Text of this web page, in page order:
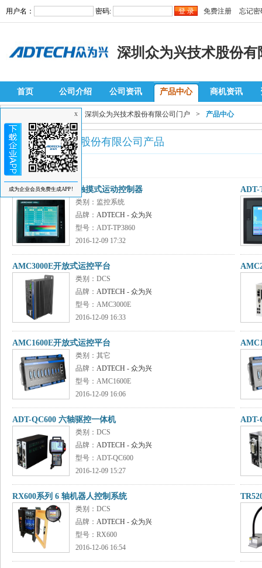
用户名： 密码: 免费注册 忘记密
深圳众为兴技术股份有
首页 公司介绍 公司资讯 产品中心 商机资讯
> 深圳众为兴技术股份有限公司门户 > 产品中心
深圳众为兴技术股份有限公司产品
最新产品列表
ADT-TP3860 六轴触摸式运动控制器
类别：监控系统
品牌： ADTECH - 众为兴
型号：ADT-TP3860
2016-12-09 17:32
ADT-
AMC3000E开放式运控平台
类别：DCS
品牌： ADTECH - 众为兴
型号：AMC3000E
2016-12-09 16:33
AMC1600E开放式运控平台
类别：其它
品牌： ADTECH - 众为兴
型号：AMC1600E
2016-12-09 16:06
ADT-QC600 六轴驱控一体机
类别：DCS
品牌： ADTECH - 众为兴
型号：ADT-QC600
2016-12-09 15:27
ADT-
RX600系列 6 轴机器人控制系统
类别：DCS
品牌： ADTECH - 众为兴
型号：RX600
2016-12-06 16:54
X
成为企业会员免费生成APP!